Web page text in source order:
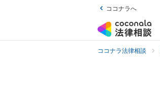
ココナラへ
ココナラ法律相談